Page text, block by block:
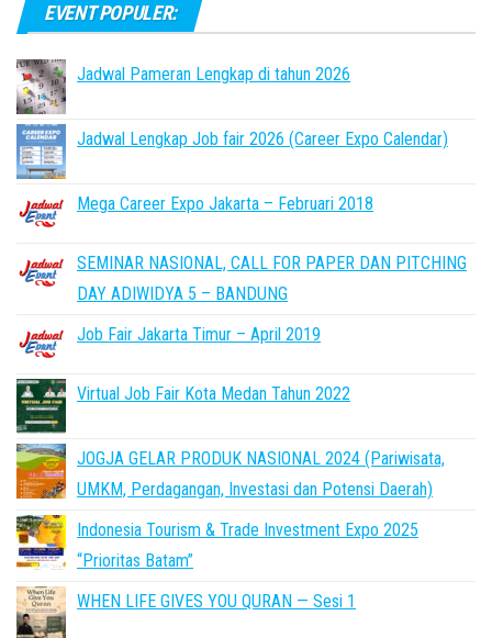
EVENT POPULER:
Jadwal Pameran Lengkap di tahun 2026
Jadwal Lengkap Job fair 2026 (Career Expo Calendar)
Mega Career Expo Jakarta – Februari 2018
SEMINAR NASIONAL, CALL FOR PAPER DAN PITCHING
DAY ADIWIDYA 5 – BANDUNG
Job Fair Jakarta Timur – April 2019
Virtual Job Fair Kota Medan Tahun 2022
JOGJA GELAR PRODUK NASIONAL 2024 (Pariwisata,
UMKM, Perdagangan, Investasi dan Potensi Daerah)
Indonesia Tourism & Trade Investment Expo 2025
“Prioritas Batam”
WHEN LIFE GIVES YOU QURAN — Sesi 1